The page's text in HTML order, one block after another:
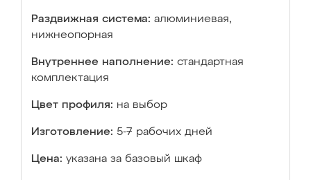
Раздвижная система: алюминиевая,
нижнеопорная
Внутреннее наполнение: стандартная
комплектация
Цвет профиля: на выбор
Изготовление: 5-7 рабочих дней
Цена: указана за базовый шкаф